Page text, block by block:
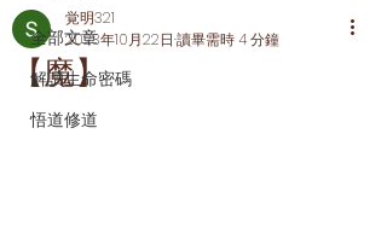
全部文章
解讀生命密碼
悟道修道
【魔】
覚明321
2023年10月22日 讀畢需時 4 分鐘